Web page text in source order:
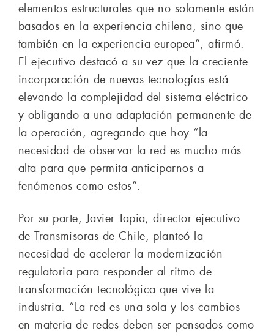
elementos estructurales que no solamente están
basados en la experiencia chilena, sino que
también en la experiencia europea”, afirmó.
El ejecutivo destacó a su vez que la creciente
incorporación de nuevas tecnologías está
elevando la complejidad del sistema eléctrico
y obligando a una adaptación permanente de
la operación, agregando que hoy “la
necesidad de observar la red es mucho más
alta para que permita anticiparnos a
fenómenos como estos”.
Por su parte, Javier Tapia, director ejecutivo
de Transmisoras de Chile, planteó la
necesidad de acelerar la modernización
regulatoria para responder al ritmo de
transformación tecnológica que vive la
industria. “La red es una sola y los cambios
en materia de redes deben ser pensados como